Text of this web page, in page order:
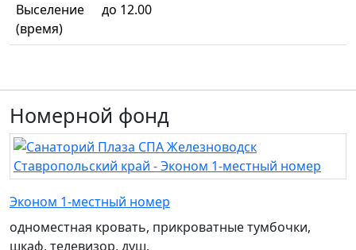
Выселение
(время)
до 12.00
Номерной фонд
Эконом 1-местный номер
одноместная кровать, прикроватные тумбочки,
шкаф, телевизор, душ.